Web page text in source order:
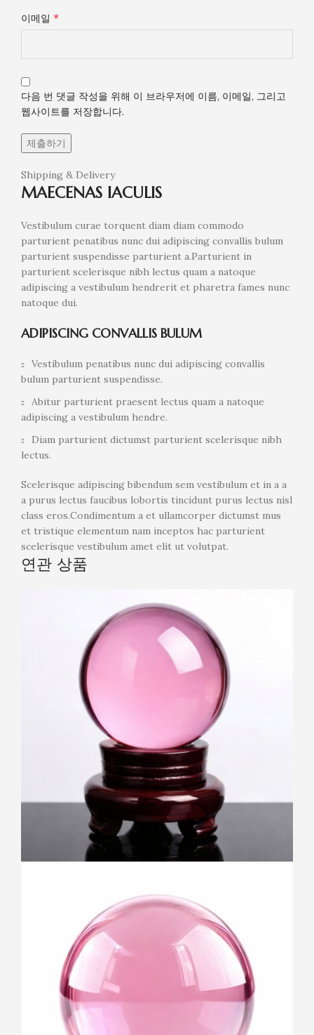
이메일 *
다음 번 댓글 작성을 위해 이 브라우저에 이름, 이메일, 그리고
웹사이트를 저장합니다.
Shipping & Delivery
MAECENAS IACULIS
Vestibulum curae torquent diam diam commodo
parturient penatibus nunc dui adipiscing convallis bulum
parturient suspendisse parturient a.Parturient in
parturient scelerisque nibh lectus quam a natoque
adipiscing a vestibulum hendrerit et pharetra fames nunc
natoque dui.
ADIPISCING CONVALLIS BULUM
Vestibulum penatibus nunc dui adipiscing convallis
bulum parturient suspendisse.
Abitur parturient praesent lectus quam a natoque
adipiscing a vestibulum hendre.
Diam parturient dictumst parturient scelerisque nibh
lectus.
Scelerisque adipiscing bibendum sem vestibulum et in a a
a purus lectus faucibus lobortis tincidunt purus lectus nisl
class eros.Condimentum a et ullamcorper dictumst mus
et tristique elementum nam inceptos hac parturient
scelerisque vestibulum amet elit ut volutpat.
연관 상품